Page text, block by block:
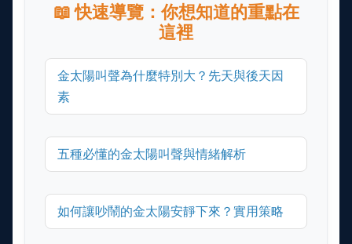
📖 快速導覽：你想知道的重點在
這裡
金太陽叫聲為什麼特別大？先天與後天因
素
五種必懂的金太陽叫聲與情緒解析
如何讓吵鬧的金太陽安靜下來？實用策略